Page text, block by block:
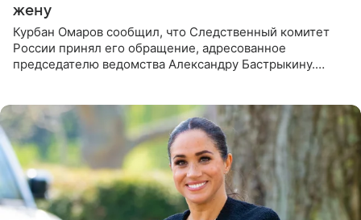
жену
Курбан Омаров сообщил, что Следственный комитет
России принял его обращение, адресованное
председателю ведомства Александру Бастрыкину.